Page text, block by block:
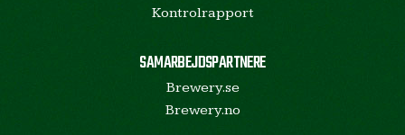
Kontrolrapport
SAMARBEJDSPARTNERE
Brewery.se
Brewery.no